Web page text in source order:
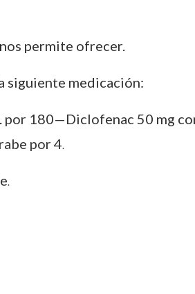
permite ofrecer.
siguiente medicación:
180—Diclofenac 50 mg
por 4.
.